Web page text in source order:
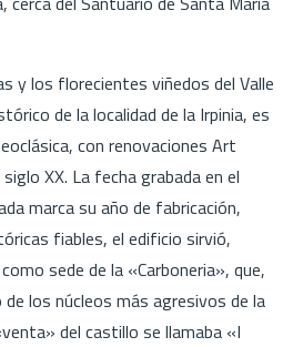
y los florecientes viñedos del Valle
de la localidad de la Irpinia, es
con renovaciones Art
XX. La fecha grabada en el
marca su año de fabricación,
fiables, el edificio sirvió,
sede de la «Carboneria», que,
los núcleos más agresivos de la
del castillo se llamaba «I